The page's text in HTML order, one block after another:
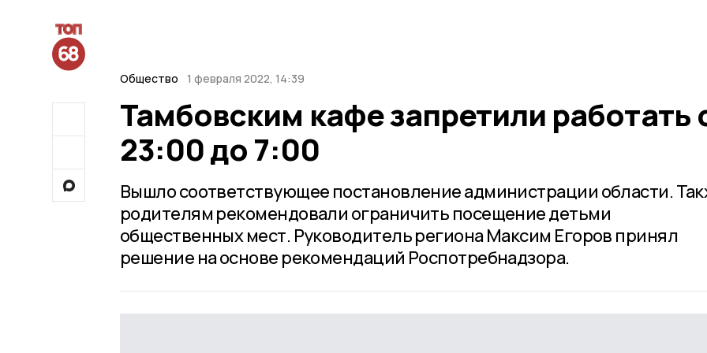
Общество 1 февраля 2022, 14:39
Тамбовским кафе запретили работать
23:00 до 7:00
Вышло соответствующее постановление администрации области.
родителям рекомендовали ограничить посещение детьми
общественных мест. Руководитель региона Максим Егоров принял
решение на основе рекомендаций Роспотребнадзора.